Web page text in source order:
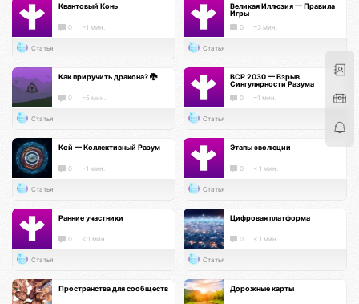
Квантовый Конь
0 ~1 мин.
Статья
Великая Иллюзия — Правила
Игры
0 ~3 мин.
Статья
Как приручить дракона? 🐉
0 ~5 мин.
Статья
ВСР 2030 — Взрыв
Сингулярности Разума
0 ~1 мин.
Статья
Кой — Коллективный Разум
0 ~1 мин.
Статья
Этапы эволюции
0 < 1 мин.
Статья
Ранние участники
0 < 1 мин.
Статья
Цифровая платформа
0 < 1 мин.
Статья
Пространства для сообществ Дорожные карты